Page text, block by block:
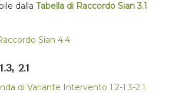
dalla Tabella di Raccordo Sian 3.1
Sian 4.4
2.1
di Variante Intervento 1.2-1.3-2.1